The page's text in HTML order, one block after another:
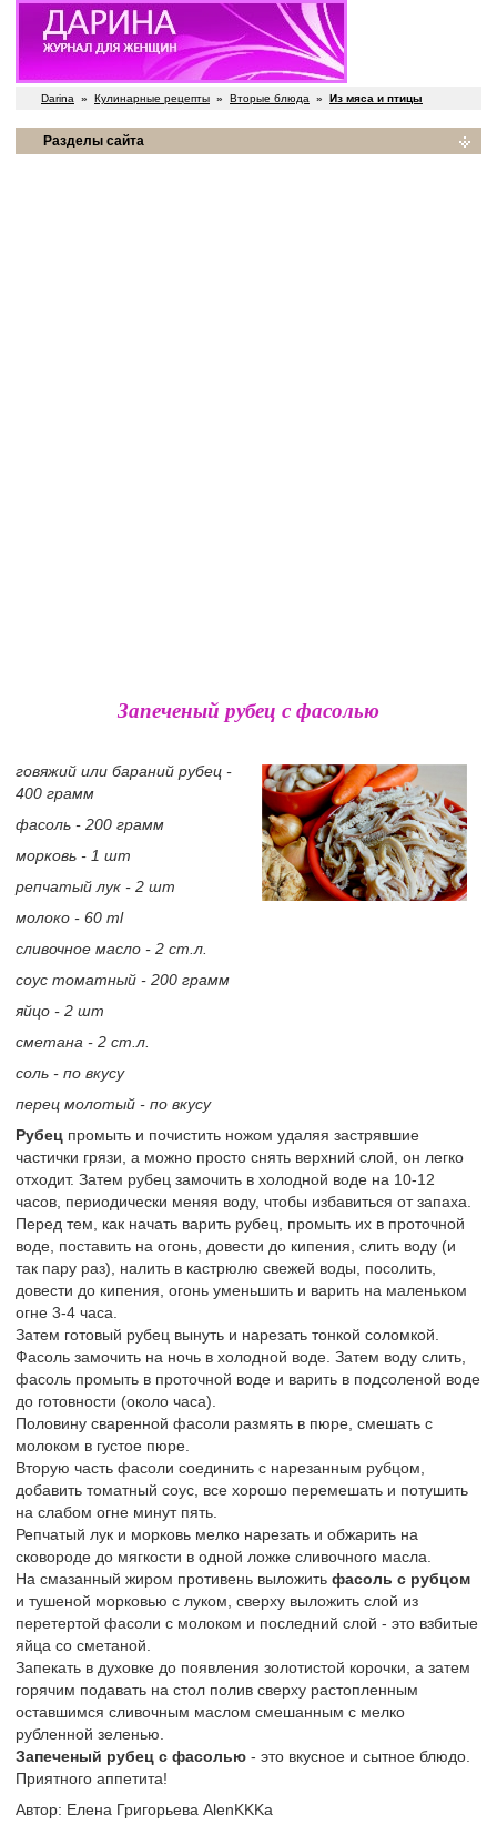
Darina » Кулинарные рецепты » Вторые блюда » Из мяса и птицы
Разделы сайта
Запеченый рубец с фасолью
говяжий или бараний рубец -
400 грамм
фасоль - 200 грамм
морковь - 1 шт
репчатый лук - 2 шт
молоко - 60 ml
сливочное масло - 2 ст.л.
соус томатный - 200 грамм
яйцо - 2 шт
сметана - 2 ст.л.
соль - по вкусу
перец молотый - по вкусу
Рубец промыть и почистить ножом удаляя застрявшие
частички грязи, а можно просто снять верхний слой, он легко
отходит. Затем рубец замочить в холодной воде на 10-12
часов, периодически меняя воду, чтобы избавиться от запаха.
Перед тем, как начать варить рубец, промыть их в проточной
воде, поставить на огонь, довести до кипения, слить воду (и
так пару раз), налить в кастрюлю свежей воды, посолить,
довести до кипения, огонь уменьшить и варить на маленьком
огне 3-4 часа.
Затем готовый рубец вынуть и нарезать тонкой соломкой.
Фасоль замочить на ночь в холодной воде. Затем воду слить,
фасоль промыть в проточной воде и варить в подсоленой воде
до готовности (около часа).
Половину сваренной фасоли размять в пюре, смешать с
молоком в густое пюре.
Вторую часть фасоли соединить с нарезанным рубцом,
добавить томатный соус, все хорошо перемешать и потушить
на слабом огне минут пять.
Репчатый лук и морковь мелко нарезать и обжарить на
сковороде до мягкости в одной ложке сливочного масла.
На смазанный жиром противень выложить фасоль с рубцом
и тушеной морковью с луком, сверху выложить слой из
перетертой фасоли с молоком и последний слой - это взбитые
яйца со сметаной.
Запекать в духовке до появления золотистой корочки, а затем
горячим подавать на стол полив сверху растопленным
оставшимся сливочным маслом смешанным с мелко
рубленной зеленью.
Запеченый рубец с фасолью - это вкусное и сытное блюдо.
Приятного аппетита!
Автор: Елена Григорьева AlenKKKa